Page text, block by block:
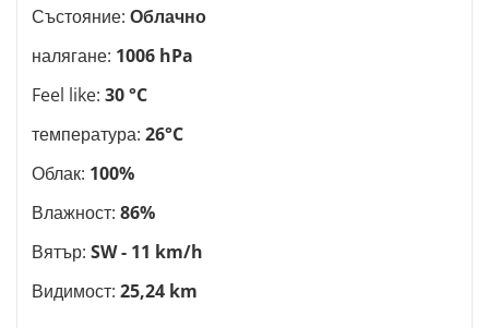
Състояние: Облачно
налягане: 1006 hPa
Feel like: 30 °C
температура: 26°C
Облак: 100%
Влажност: 86%
Вятър: SW - 11 km/h
Видимост: 25,24 km